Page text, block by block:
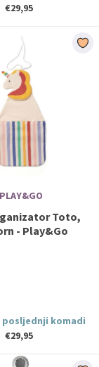
€29,95
PLAY&GO
Toto,
- Play&Go
posljednji komadi
€29,95